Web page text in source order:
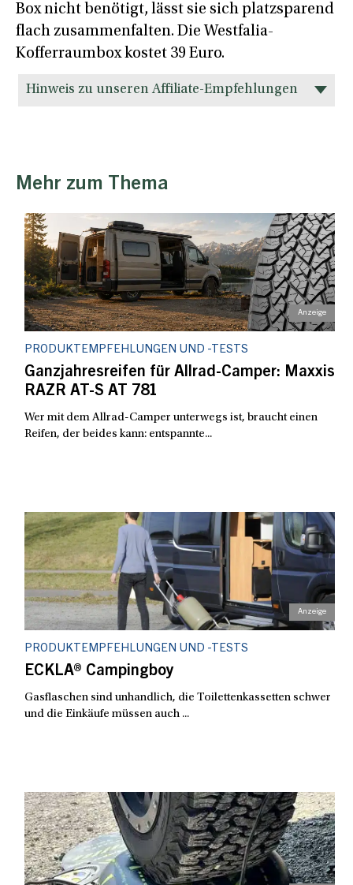
Box nicht benötigt, lässt sie sich platzsparend
flach zusammenfalten. Die Westfalia-
Kofferraumbox kostet 39 Euro.
Hinweis zu unseren Affiliate-Empfehlungen
Mehr zum Thema
PRODUKTEMPFEHLUNGEN UND -TESTS
Ganzjahresreifen für Allrad-Camper: Maxxis
RAZR AT-S AT 781
Wer mit dem Allrad-Camper unterwegs ist, braucht einen
Reifen, der beides kann: entspannte...
PRODUKTEMPFEHLUNGEN UND -TESTS
ECKLA® Campingboy
Gasflaschen sind unhandlich, die Toilettenkassetten schwer
und die Einkäufe müssen auch ...